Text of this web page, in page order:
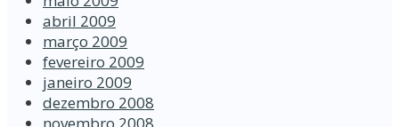
abril 2009
março 2009
fevereiro 2009
janeiro 2009
dezembro 2008